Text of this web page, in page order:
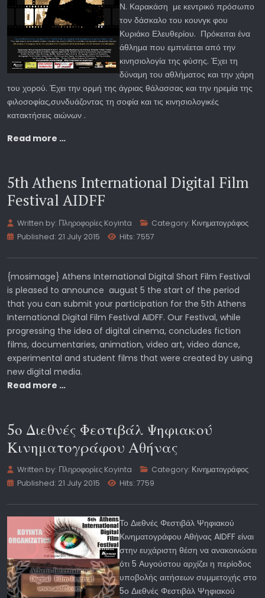
Ν. Καρακάση με κεντρικό πρόσωπο
τον δάσκαλο του κουνγκ φου
Κυριάκο Ελευθερίου. Πρόκειται ένα
άθλημα που εμπνέεται από την
κινησιολογία της φύσης. Έχει τη
δύναμη του αθλήματος και την χάρη
του χορού. Έχει την ορμή της άγριας θάλασσας και την ηρεμία της
φιλοσοφίας,συνδυάζοντας τη σοφία και τις κινησιολογικές
κατακτήσεις αιώνων .
Read more …
5th Athens International Digital Film
Festival AIDFF
Written by: Πληροφορίες Koyinta Category: Κινηματογράφος
Published: 21 July 2015
Hits: 7557
{mosimage} Athens International Digital Short Film Festival
is pleased to announce august 5 the start of the period
that you can submit your participation for the 5th Athens
International Digital Film Festival AIDFF. Our Festival, while
progressing the idea of digital cinema, concludes fiction
films, documentaries, animation, video art, video dance,
experimental and student films that were created by using
new digital media.
Read more …
5ο Διεθνές Φεστιβάλ Ψηφιακού
Κινηματογράφου Αθήνας
Written by: Πληροφορίες Koyinta Category: Κινηματογράφος
Published: 21 July 2015
Hits: 7759
Το Διεθνές Φεστιβάλ Ψηφιακού
Κινηματογράφου Αθήνας AIDFF είναι
στην ευχάριστη θέση να ανακοινώσει
ότι 5 Αυγούστου αρχίζει η περίοδος
υποβολής αιτήσεων συμμετοχής στο
5ο Διεθνές Φεστιβάλ Ψηφιακού